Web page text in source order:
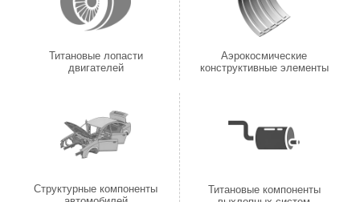
Титановые лопасти
двигателей
Аэрокосмические
конструктивные элементы
Структурные компоненты
Титановые компоненты